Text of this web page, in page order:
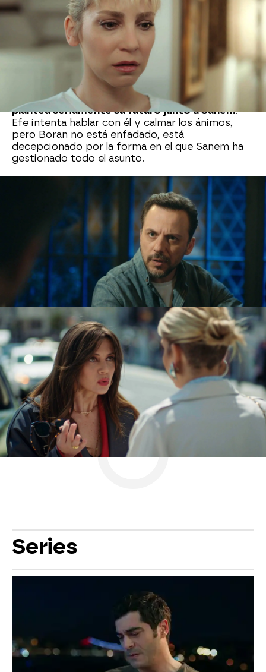
esperaban la noticia. Pero
lo peor es la reacción
de Sanem que, decidida a intentar que no
descubran su secreto, se encara con Boran y le
hace quedar en ridículo delante de todos.
se siente dolido
, porque lo que parecía una
broma de Sanem se ha convertido, a ojos del
resto en una bronca humillante por todo lo alto.
Por esoBoran se marcha de la fiesta y se
plantea seriamente su futuro junto a Sanem.
Efe intenta hablar con él y calmar los ánimos,
pero Boran no está enfadado, está
decepcionado por la forma en el que Sanem ha
gestionado todo el asunto.
Sanem es consciente del
enorme error q
ue ha cometido en la cena
familiar y se sincera con su hermana Azra. Ella
también se queda sorprendida al descubrir que
su hermana se ha casado en secreto con Boran.
Ahora toma sentido la reacción de Boran tras el
espectáculo ocurrido en la noche anterior.
Sanem le pide ayuda a su hermana para intentar
arreglar el malentendido y salvar su matrimonio.
Nova » Series » La ley del amor » Mejores momentos
Series